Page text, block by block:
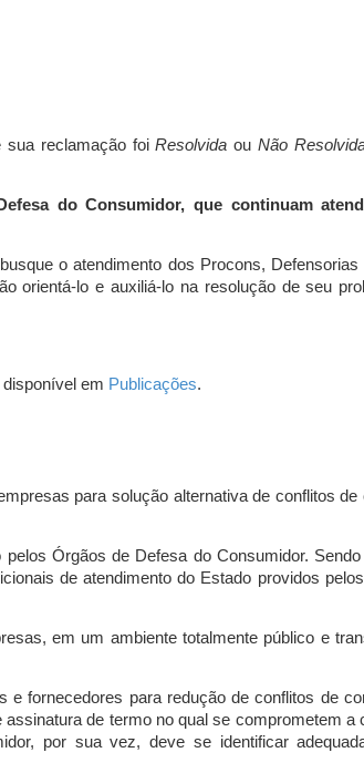
sua reclamação foiResolvida ou Não
do Consumidor, que continuam
o atendimento dos Procons, Defensorias
orientá-lo e auxiliá-lo na resolução de seu
disponível em Publicações.
para solução alternativa de conflitos de
Órgãos de Defesa do Consumidor.
de atendimento do Estado providos
em um ambiente totalmente público e
e fornecedores para redução de conflitos de
de termo no qual se comprometem a
por sua vez, deve se identificar